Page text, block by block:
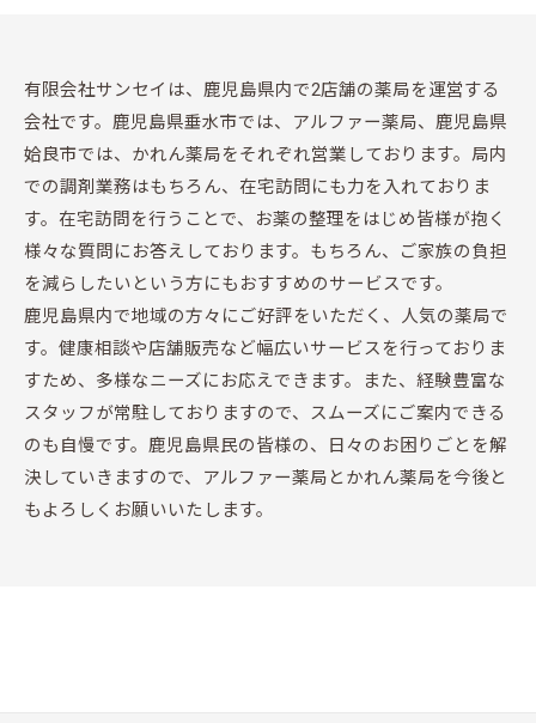
有限会社サンセイは、鹿児島県内で2店舗の薬局を運営する
会社です。鹿児島県垂水市では、アルファー薬局、鹿児島県
姶良市では、かれん薬局をそれぞれ営業しております。局内
での調剤業務はもちろん、在宅訪問にも力を入れておりま
す。在宅訪問を行うことで、お薬の整理をはじめ皆様が抱く
様々な質問にお答えしております。もちろん、ご家族の負担
を減らしたいという方にもおすすめのサービスです。
鹿児島県内で地域の方々にご好評をいただく、人気の薬局で
す。健康相談や店舗販売など幅広いサービスを行っておりま
すため、多様なニーズにお応えできます。また、経験豊富な
スタッフが常駐しておりますので、スムーズにご案内できる
のも自慢です。鹿児島県民の皆様の、日々のお困りごとを解
決していきますので、アルファー薬局とかれん薬局を今後と
もよろしくお願いいたします。